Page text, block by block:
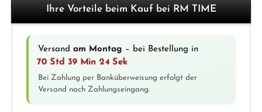
Ihre Vorteile beim Kauf bei RM TIME
Versand am Montag – bei Bestellung in
70 Std 39 Min 24 Sek
Bei Zahlung per Banküberweisung erfolgt der
Versand nach Zahlungseingang.